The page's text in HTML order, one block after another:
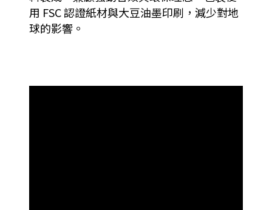
用 FSC 認證紙材與大豆油墨印刷，減少對地
球的影響。